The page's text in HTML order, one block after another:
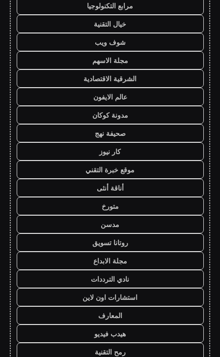
مرابع التكنولوجيا
خيال التقنية
شوف ويب
مجلة الاسهم
الشرقية الاقتصادية
عالم الايفون
مدونة كوكان
صحيفة نهج
كار نيوز
موقع خبرة التقني
أناقة أنثى
متورخ
مدسن
روتانا تسويق
مجلة الابداع
نادي الترددات
استشارات اون لاين
المعارف
هيدب فيديو
رمح التقنية